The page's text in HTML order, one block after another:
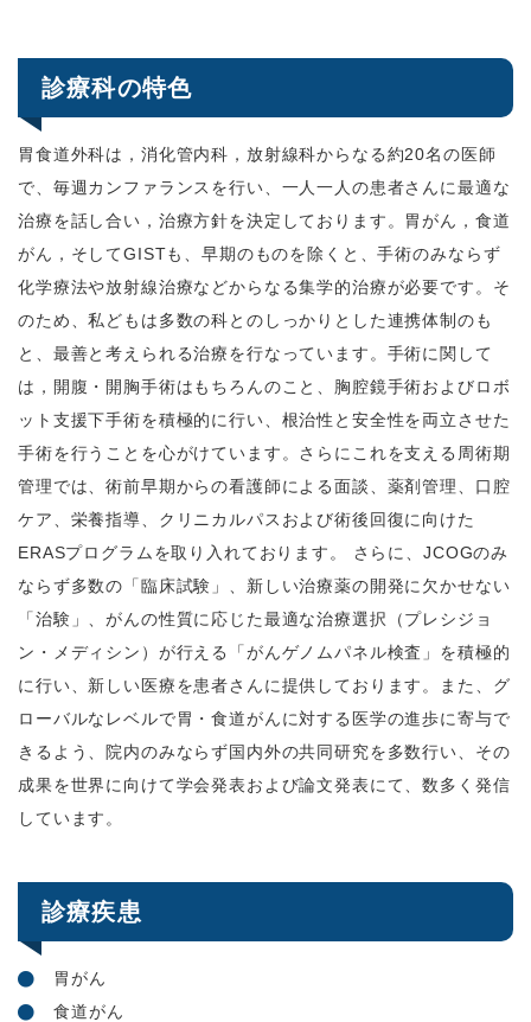
診療科の特色
胃食道外科は，消化管内科，放射線科からなる約20名の医師
で、毎週カンファランスを行い、一人一人の患者さんに最適な
治療を話し合い，治療方針を決定しております。胃がん，食道
がん，そしてGISTも、早期のものを除くと、手術のみならず
化学療法や放射線治療などからなる集学的治療が必要です。そ
のため、私どもは多数の科とのしっかりとした連携体制のも
と、最善と考えられる治療を行なっています。手術に関して
は，開腹・開胸手術はもちろんのこと、胸腔鏡手術およびロボ
ット支援下手術を積極的に行い、根治性と安全性を両立させた
手術を行うことを心がけています。さらにこれを支える周術期
管理では、術前早期からの看護師による面談、薬剤管理、口腔
ケア、栄養指導、クリニカルパスおよび術後回復に向けた
ERASプログラムを取り入れております。 さらに、JCOGのみ
ならず多数の「臨床試験」、新しい治療薬の開発に欠かせない
「治験」、がんの性質に応じた最適な治療選択（プレシジョ
ン・メディシン）が行える「がんゲノムパネル検査」を積極的
に行い、新しい医療を患者さんに提供しております。また、グ
ローバルなレベルで胃・食道がんに対する医学の進歩に寄与で
きるよう、院内のみならず国内外の共同研究を多数行い、その
成果を世界に向けて学会発表および論文発表にて、数多く発信
しています。
診療疾患
胃がん
食道がん